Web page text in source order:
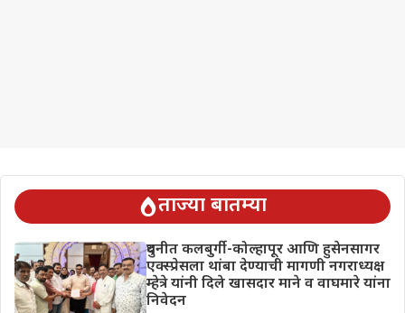
ताज्या बातम्या
दुधनीत कलबुर्गी-कोल्हापूर आणि हुसेनसागर
एक्स्प्रेसला थांबा देण्याची मागणी नगराध्यक्ष
म्हेत्रे यांनी दिले खासदार माने व वाघमारे यांना
निवेदन